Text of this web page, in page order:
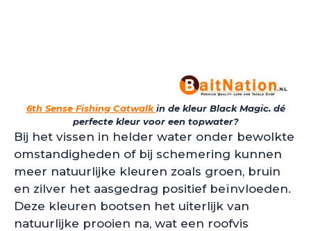
6th Sense Fishing Catwalkin de kleur Black Magic. dé
perfecte kleur voor een topwater?
Bij het vissen in helder water onder bewolkte
omstandigheden of bij schemering kunnen
meer natuurlijke kleuren zoals groen, bruin
en zilver het aasgedrag positief beïnvloeden.
Deze kleuren bootsen het uiterlijk van
natuurlijke prooien na, wat een roofvis